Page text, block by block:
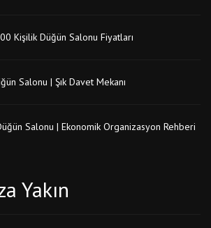
Kişilik Düğün Salonu Fiyatları
Salonu | Şık Davet Mekanı
Salonu | Ekonomik Organizasyon Rehberi
Yakın